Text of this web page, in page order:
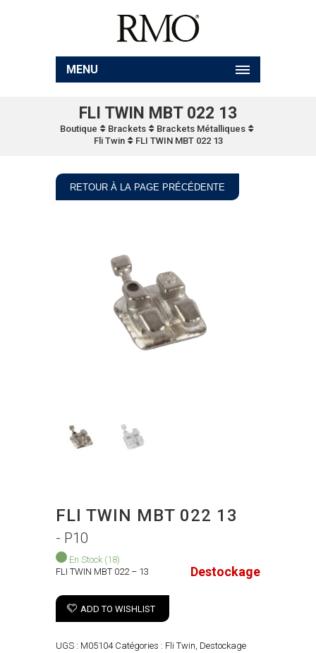
MENU
FLI TWIN MBT 022 13
Boutique Brackets
Brackets Métalliques
Fli Twin
FLI TWIN MBT 022 13
RETOUR À LA PAGE PRÉCÉDENTE
FLI TWIN MBT 022 13
- P10
En Stock (18)
FLI TWIN MBT 022 – 13
Destockage
ADD TO WISHLIST
UGS : M05104 Catégories : Fli Twin, Destockage